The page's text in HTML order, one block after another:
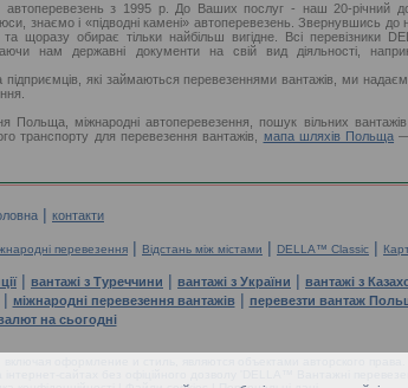
з 1995 р. До Ваших послуг - наш 20-річний
знаємо і «підводні камені» автоперевезень. Звернувшись
та щоразу обирає тільки найбільш вигідне. Всі перевізники
нам державні документи на свій вид діяльності,
які займаються перевезеннями вантажів, ми
Польща, міжнародні автоперевезення, пошук вільних
транспорту для перевезення вантажів, мапа шляхів Польща —
| контакти
перевезення | Відстань між містами | DELLA™ Classic |
| вантажі з Туреччини | вантажі з України | вантажі з
міжнародні перевезення вантажів| перевезти вантаж
на сьогодні